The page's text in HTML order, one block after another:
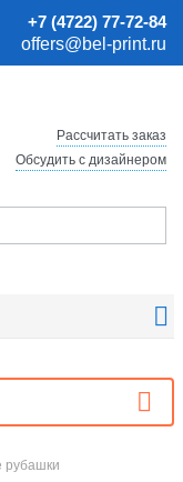
неактуальными.
менеджеров.
+7 (4722) 77-72-84
offers@bel-print.ru
Рассчитать заказ
Обсудить с дизайнером
